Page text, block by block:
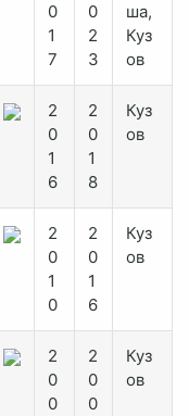
0
1
7
0
2
3
ша,
Куз
ов
2
0
1
6
2
0
1
8
Куз
ов
2
0
1
0
2
0
1
6
Куз
ов
2
0
0
2
0
0
Куз
ов